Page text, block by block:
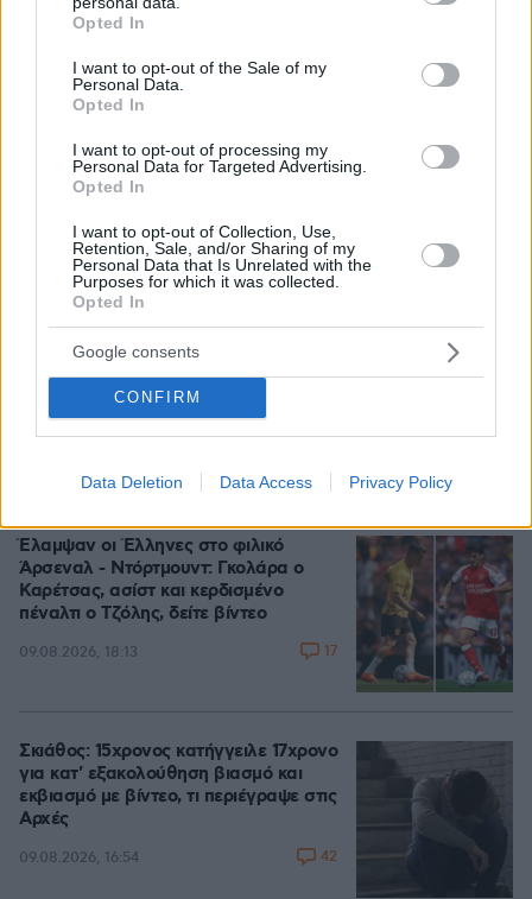
grant or deny consent to Google and its third-party tags to
use your data for below specified purposes in below Google
consent section.
Opted In
I want to opt-out of the Sale of my
Personal Data.
Opted In
I want to opt-out of processing my
Personal Data for Targeted Advertising.
Opted In
I want to opt-out of Collection, Use,
Retention, Sale, and/or Sharing of my
Personal Data that Is Unrelated with the
Purposes for which it was collected.
Opted In
Google consents
CONFIRM
Data Deletion Data Access Privacy Policy
Loaded
100.00%
λουόμενους - Παρέμβαση Εισαγγελέα
09.08.2026, 14:15
τους Ιλλυριούς: Οι μεγάλες νίκες του
Έλληνα στρατηλάτη στα Βαλκάνια
Ανάρτηση με υπονοούμενα: «Κάποιοι
άντρες είναι απλά κατώτεροι των
περιστάσεων» λέει η Ανδρομάχη εν
μέσω φημών για τη σχέση της με τον
Γιώργο Λιβάνη
28
Έλαμψαν οι Έλληνες στο φιλικό
Άρσεναλ - Ντόρτμουντ: Γκολάρα ο
Καρέτσας, ασίστ και κερδισμένο
πέναλτι ο Τζόλης, δείτε βίντεο
09.08.2026, 18:13 17
Σκιάθος: 15χρονος κατήγγειλε 17χρονο
για κατ' εξακολούθηση βιασμό και
εκβιασμό με βίντεο, τι περιέγραψε στις
Αρχές
09.08.2026, 16:54 42